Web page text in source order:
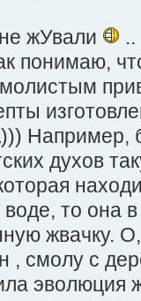
жУвали
понимаю,
Например,
духов
то она
жвачку.
, смолу с
эволюция